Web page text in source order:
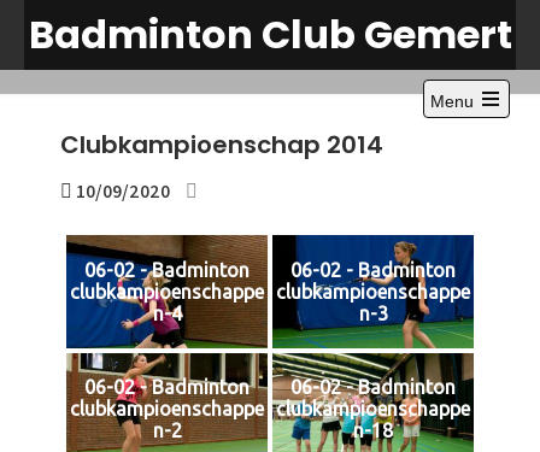
content
Badminton Club Gemert
Menu
Open
Clubkampioenschap 2014
10/09/2020
06-02 - Badminton
clubkampioenschappe
n-4
06-02 - Badminton
clubkampioenschappe
n-3
06-02 - Badminton
clubkampioenschappe
n-2
06-02 - Badminton
clubkampioenschappe
n-18